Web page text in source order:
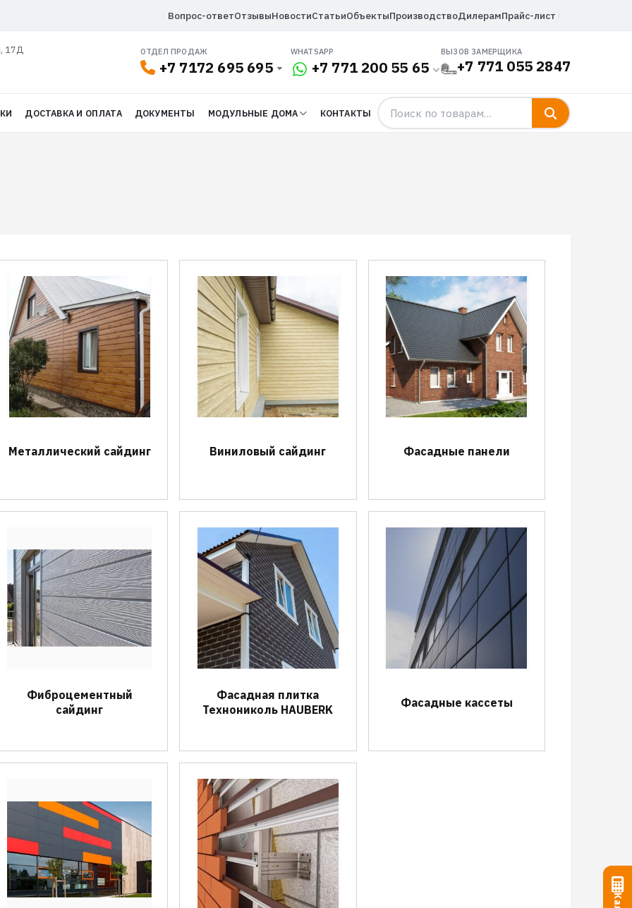
Вопрос-ответОтзывыНовостиСтатьиОбъектыПроизводствоДилерамПрайс-лист
17Д
ОТДЕЛ ПРОДАЖ
+7 7172 695 695
WHATSAPP
+7 771 200 55 65
ВЫЗОВ ЗАМЕРЩИКА
+7 771 055 2847
ДОСТАВКА И ОПЛАТА ДОКУМЕНТЫ МОДУЛЬНЫЕ ДОМА КОНТАКТЫ
Металлический сайдинг Виниловый сайдинг Фасадные панели
Фиброцементный
сайдинг
Фасадная плитка
Технониколь HAUBERK
Фасадные кассеты